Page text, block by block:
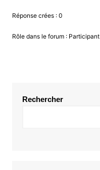
Réponse crées : 0
Rôle dans le forum : Participant
Rechercher